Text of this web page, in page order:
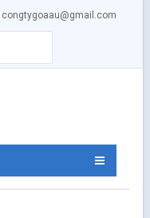
congtygoaau@gmail.com